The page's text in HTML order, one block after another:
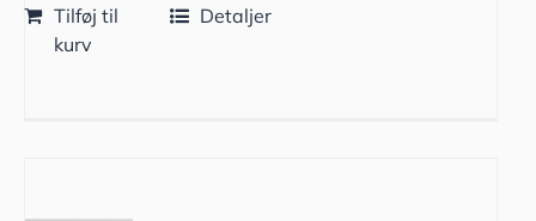
Tilføj til
kurv
Detaljer